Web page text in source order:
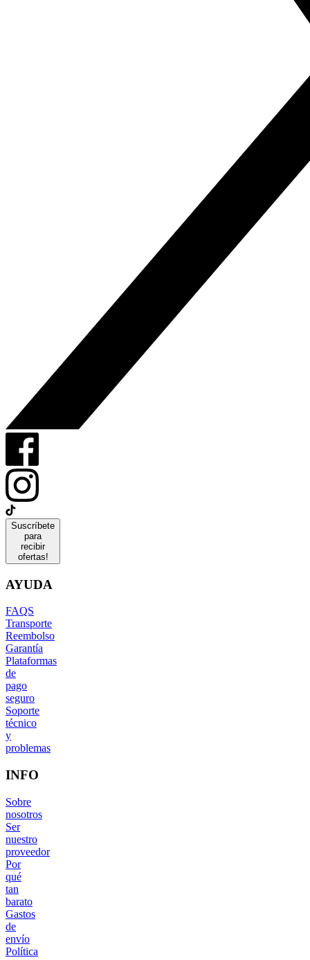
Suscríbete
para
recibir
ofertas!
AYUDA
FAQS
Transporte
Reembolso
Garantía
Plataformas
de
pago
seguro
Soporte
técnico
y
problemas
INFO
Sobre
nosotros
Ser
nuestro
proveedor
Por
qué
tan
barato
Gastos
de
envío
Política